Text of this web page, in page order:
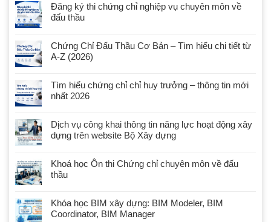
Đăng ký thi chứng chỉ nghiệp vụ chuyên môn về
đấu thầu
Chứng Chỉ Đấu Thầu Cơ Bản – Tìm hiểu chi tiết từ
A-Z (2026)
Tìm hiểu chứng chỉ chỉ huy trưởng – thông tin mới
nhất 2026
Dịch vụ công khai thông tin năng lực hoạt động xây
dựng trên website Bộ Xây dựng
Khoá học Ôn thi Chứng chỉ chuyên môn về đấu
thầu
Khóa học BIM xây dựng: BIM Modeler, BIM
Coordinator, BIM Manager